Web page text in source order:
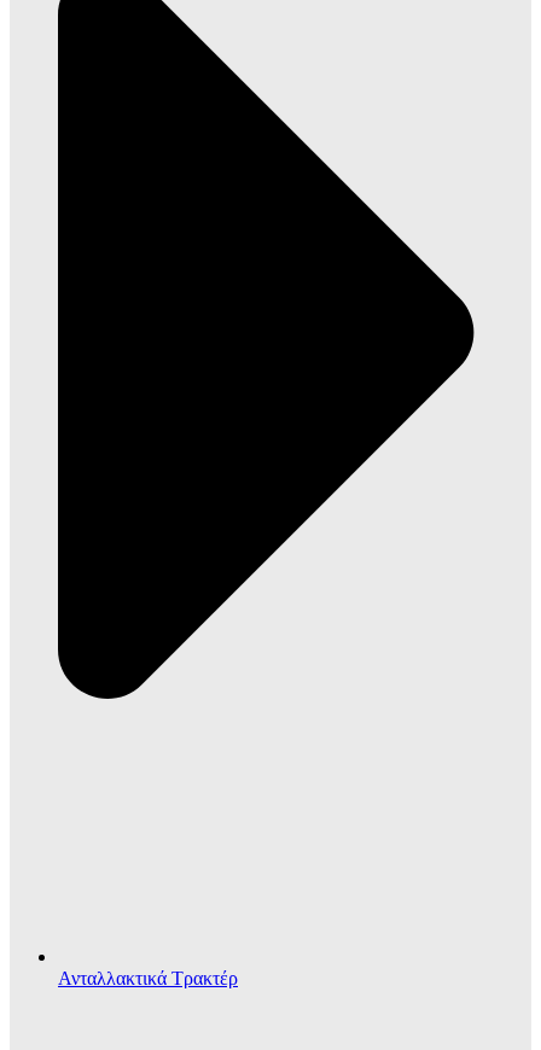
Ανταλλακτικά Τρακτέρ